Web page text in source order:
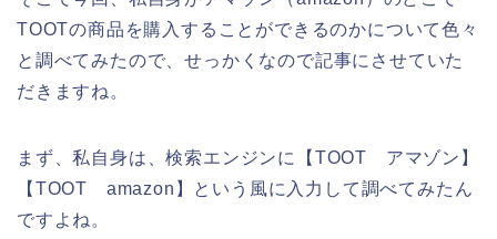
TOOTの商品を購入することができるのかについて色々
と調べてみたので、せっかくなので記事にさせていた
だきますね。
まず、私自身は、検索エンジンに【TOOT アマゾン】
【TOOT amazon】という風に入力して調べてみたん
ですよね。